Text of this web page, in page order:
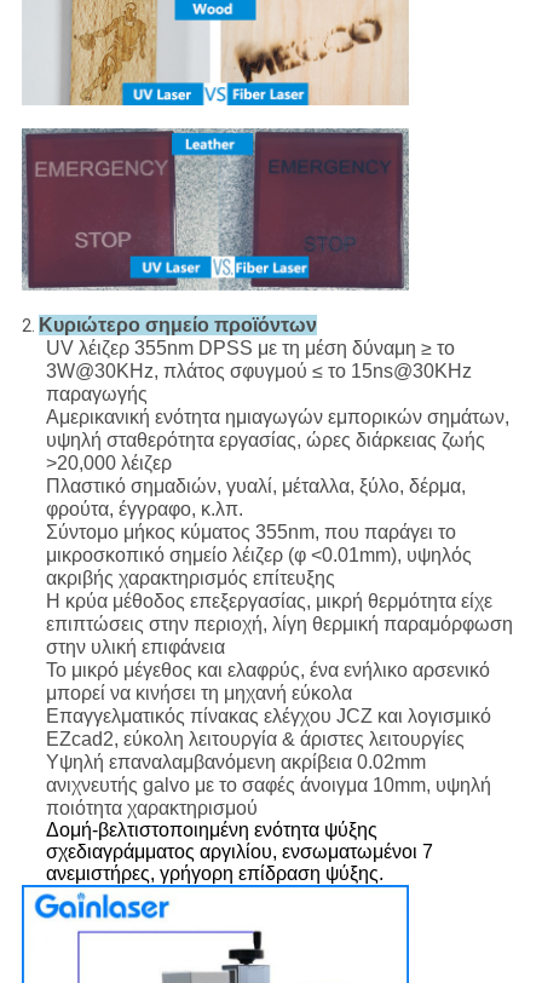
2. Κυριώτερο σημείο προϊόντων
UV λέιζερ 355nm DPSS με τη μέση δύναμη ≥ το
3W@30KHz, πλάτος σφυγμού ≤ το 15ns@30KHz
παραγωγής
Αμερικανική ενότητα ημιαγωγών εμπορικών σημάτων,
υψηλή σταθερότητα εργασίας, ώρες διάρκειας ζωής
>20,000 λέιζερ
Πλαστικό σημαδιών, γυαλί, μέταλλα, ξύλο, δέρμα,
φρούτα, έγγραφο, κ.λπ.
Σύντομο μήκος κύματος 355nm, που παράγει το
μικροσκοπικό σημείο λέιζερ (φ <0.01mm), υψηλός
ακριβής χαρακτηρισμός επίτευξης
Η κρύα μέθοδος επεξεργασίας, μικρή θερμότητα είχε
επιπτώσεις στην περιοχή, λίγη θερμική παραμόρφωση
στην υλική επιφάνεια
Το μικρό μέγεθος και ελαφρύς, ένα ενήλικο αρσενικό
μπορεί να κινήσει τη μηχανή εύκολα
Επαγγελματικός πίνακας ελέγχου JCZ και λογισμικό
EZcad2, εύκολη λειτουργία & άριστες λειτουργίες
Υψηλή επαναλαμβανόμενη ακρίβεια 0.02mm
ανιχνευτής galvo με το σαφές άνοιγμα 10mm, υψηλή
ποιότητα χαρακτηρισμού
Δομή-βελτιστοποιημένη ενότητα ψύξης
σχεδιαγράμματος αργιλίου, ενσωματωμένοι 7
ανεμιστήρες, γρήγορη επίδραση ψύξης.